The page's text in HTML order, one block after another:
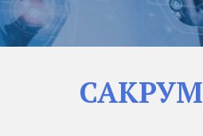
САКРУМ